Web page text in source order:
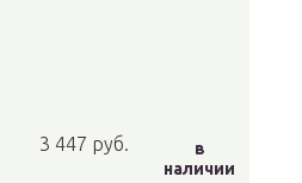
3 447 руб.
в
наличии